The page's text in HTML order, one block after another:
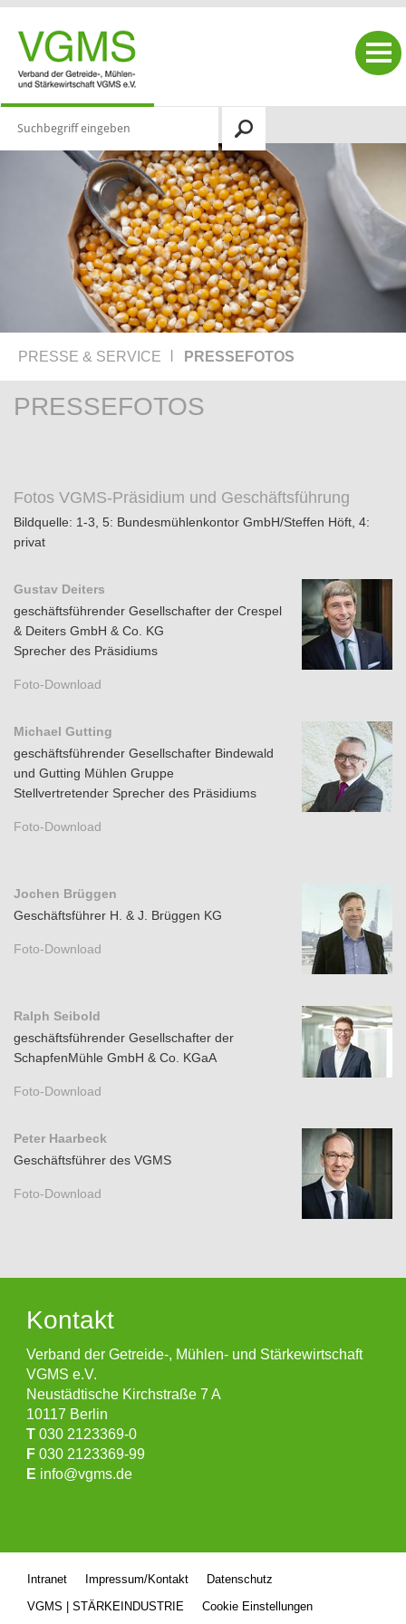
PRESSE & SERVICE PRESSEFOTOS
PRESSEFOTOS
Fotos VGMS-Präsidium und Geschäftsführung
Bildquelle: 1-3, 5: Bundesmühlenkontor GmbH/Steffen Höft, 4:
privat
Gustav Deiters
geschäftsführender Gesellschafter der Crespel
& Deiters GmbH & Co. KG
Sprecher des Präsidiums
Foto-Download
Michael Gutting
geschäftsführender Gesellschafter Bindewald
und Gutting Mühlen Gruppe
Stellvertretender Sprecher des Präsidiums
Foto-Download
Jochen Brüggen
Geschäftsführer H. & J. Brüggen KG
Foto-Download
Ralph Seibold
geschäftsführender Gesellschafter der
SchapfenMühle GmbH & Co. KGaA
Foto-Download
Peter Haarbeck
Geschäftsführer des VGMS
Foto-Download
Kontakt
Verband der Getreide-, Mühlen- und Stärkewirtschaft
VGMS e.V.
Neustädtische Kirchstraße 7 A
10117 Berlin
T 030 2123369-0
F 030 2123369-99
E info@vgms.de
Intranet Impressum/Kontakt
Datenschutz
VGMS | STÄRKEINDUSTRIE
Cookie Einstellungen